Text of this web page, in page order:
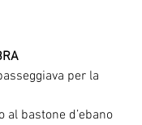
per la
al bastone d’ebano